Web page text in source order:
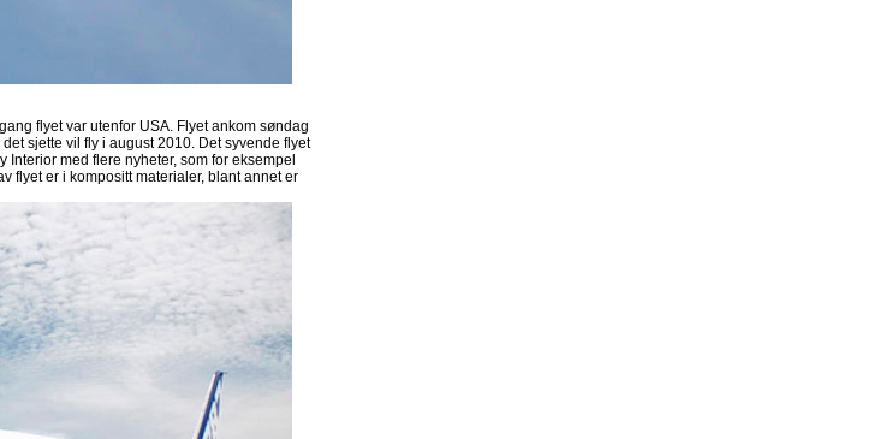
flyet var utenfor USA. Flyet ankom søndag
sjette vil fly i august 2010. Det syvende flyet
med flere nyheter, som for eksempel
flyet er i kompositt materialer, blant annet er